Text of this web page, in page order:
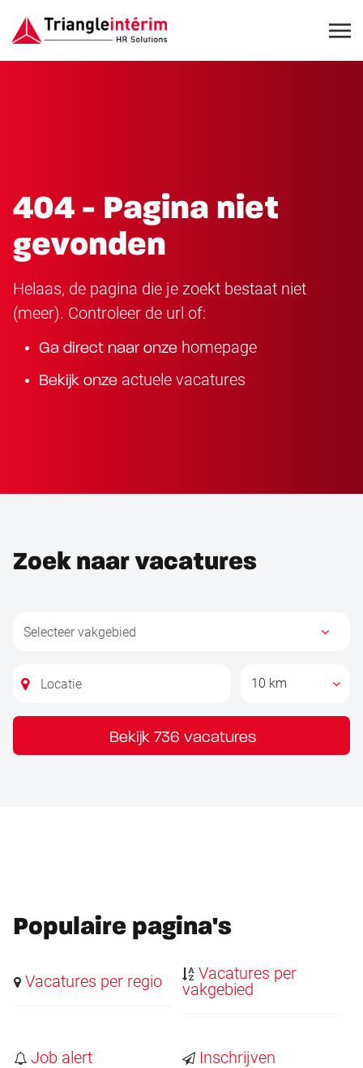
404 - Pagina niet
gevonden
Helaas, de pagina die je zoekt bestaat niet
(meer). Controleer de url of:
Ga direct naar onze homepage
Bekijk onze actuele vacatures
Zoek naar vacatures
10 km
Bekijk 736 vacatures
Populaire pagina's
Vacatures per regio
Vacatures per
vakgebied
Job alert Inschrijven